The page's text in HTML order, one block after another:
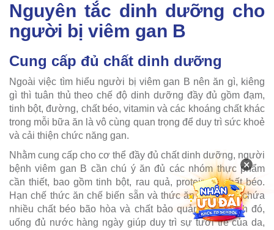
Nguyên tắc dinh dưỡng cho
người bị viêm gan B
Cung cấp đủ chất dinh dưỡng
Ngoài việc tìm hiểu người bị viêm gan B nên ăn gì, kiêng
gì thì tuân thủ theo chế độ dinh dưỡng đầy đủ gồm đạm,
tinh bột, đường, chất béo, vitamin và các khoáng chất khác
trong mỗi bữa ăn là vô cùng quan trọng để duy trì sức khoẻ
và cải thiện chức năng gan.
Nhằm cung cấp cho cơ thể đầy đủ chất dinh dưỡng, người
bệnh viêm gan B cần chú ý ăn đủ các nhóm thực phẩm
cần thiết, bao gồm tinh bột, rau quả, protein và chất béo.
Hạn chế thức ăn chế biến sẵn và thức ăn nhanh có chứa
nhiều chất béo bão hòa và chất bảo quản. Bên cạnh đó,
uống đủ nước hàng ngày giúp duy trì sự tươi trẻ của da,
×